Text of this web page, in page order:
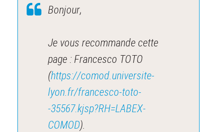
Bonjour,
Je vous recommande cette
page : Francesco TOTO
(https://comod.universite-
lyon.fr/francesco-toto-
-35567.kjsp?RH=LABEX-
COMOD).